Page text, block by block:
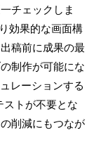
チェックしま
効果的な画面構
稿前に成果の最
制作が可能にな
レーションする
ストが不要とな
削減にもつなが